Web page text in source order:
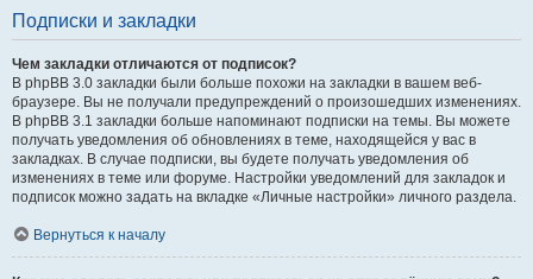
Подписки и закладки
Чем закладки отличаются от подписок?
В phpBB 3.0 закладки были больше похожи на закладки в вашем веб-
браузере. Вы не получали предупреждений о произошедших изменениях.
В phpBB 3.1 закладки больше напоминают подписки на темы. Вы можете
получать уведомления об обновлениях в теме, находящейся у вас в
закладках. В случае подписки, вы будете получать уведомления об
изменениях в теме или форуме. Настройки уведомлений для закладок и
подписок можно задать на вкладке «Личные настройки» личного раздела.
Вернуться к началу